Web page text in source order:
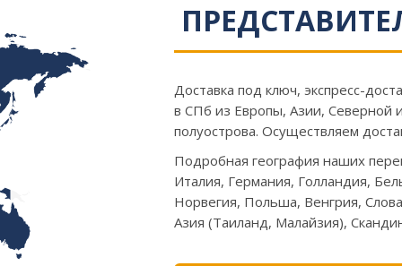
Доставка под ключ, экспресс-
в СПб из Европы, Азии, Северной
полуострова. Осуществляем
Подробная география наших
Италия, Германия, Голландия,
Норвегия, Польша, Венгрия,
Азия (Таиланд, Малайзия),